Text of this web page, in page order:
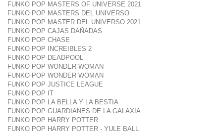
FUNKO POP MASTERS OF UNIVERSE 2021
FUNKO POP MASTERS DEL UNIVERSO
FUNKO POP MASTER DEL UNIVERSO 2021
FUNKO POP CAJAS DAÑADAS
FUNKO POP CHASE
FUNKO POP INCREIBLES 2
FUNKO POP DEADPOOL
FUNKO POP WONDER WOMAN
FUNKO POP WONDER WOMAN
FUNKO POP JUSTICE LEAGUE
FUNKO POP IT
FUNKO POP LA BELLA Y LA BESTIA
FUNKO POP GUARDIANES DE LA GALAXIA
FUNKO POP HARRY POTTER
FUNKO POP HARRY POTTER - YULE BALL